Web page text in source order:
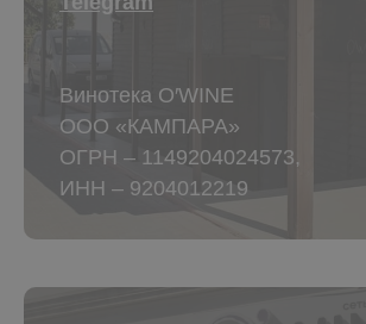
Винотека O′WINE
ООО «КАМПАРА»
ОГРН – 1149204024573,
ИНН – 9204012219